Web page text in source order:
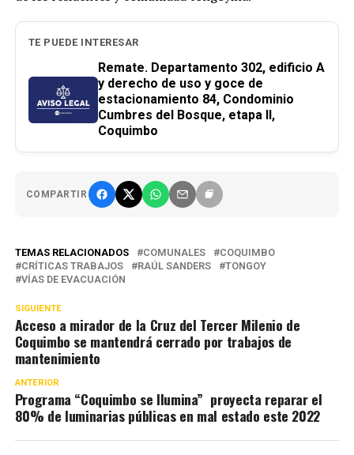
TE PUEDE INTERESAR
Remate. Departamento 302, edificio A
y derecho de uso y goce de
estacionamiento 84, Condominio
Cumbres del Bosque, etapa II,
Coquimbo
COMPARTIR
TEMAS RELACIONADOS COMUNALES
COQUIMBO
CRÍTICAS TRABAJOS
RAÚL SANDERS
TONGOY
VÍAS DE EVACUACIÓN
SIGUIENTE
Acceso a mirador de la Cruz del Tercer Milenio de
Coquimbo se mantendrá cerrado por trabajos de
mantenimiento
ANTERIOR
Programa “Coquimbo se Ilumina” proyecta reparar el
80% de luminarias públicas en mal estado este 2022